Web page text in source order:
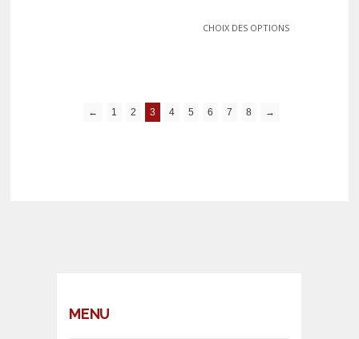
CHOIX DES OPTIONS
← 1 2 3 4 5 6 7 8 →
MENU